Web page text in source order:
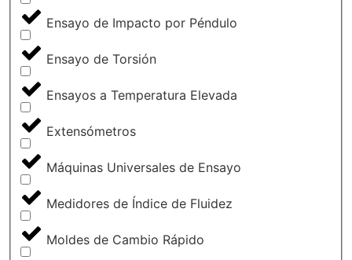
Ensayo de Impacto por Péndulo
Ensayo de Torsión
Ensayos a Temperatura Elevada
Extensómetros
Máquinas Universales de Ensayo
Medidores de Índice de Fluidez
Moldes de Cambio Rápido